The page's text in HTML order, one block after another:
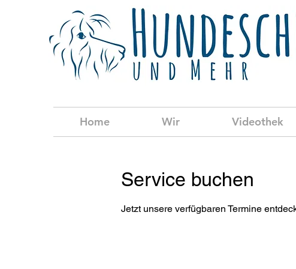
Home Wir Videothek
Service buchen
Jetzt unsere verfügbaren Termine